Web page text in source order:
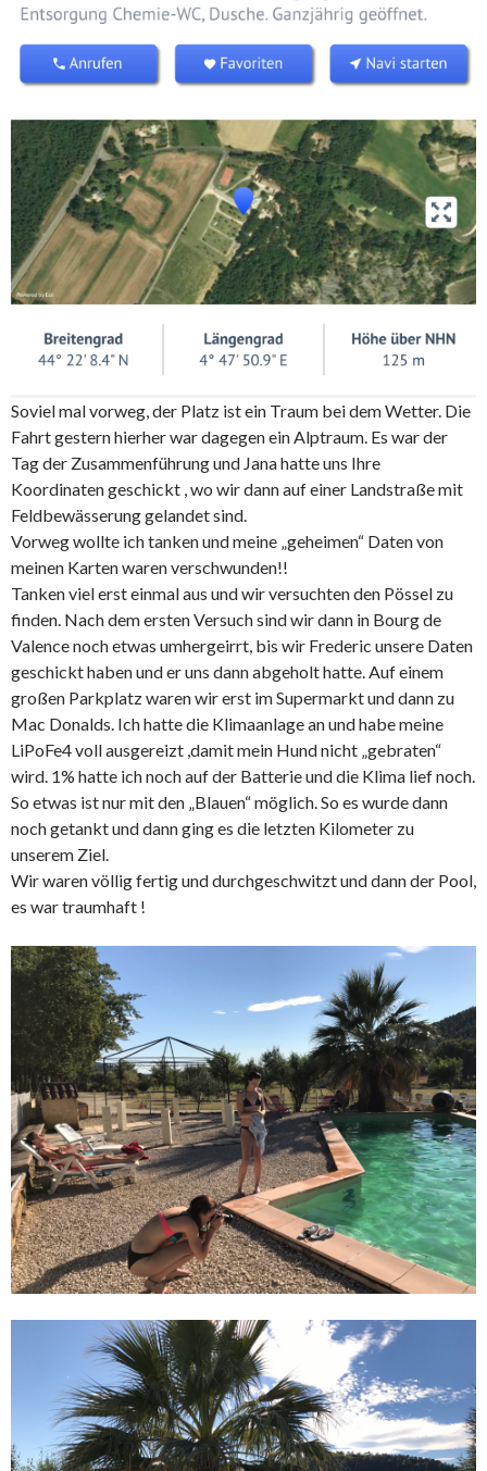
Soviel mal vorweg, der Platz ist ein Traum bei dem Wetter. Die
Fahrt gestern hierher war dagegen ein Alptraum. Es war der
Tag der Zusammenführung und Jana hatte uns Ihre
Koordinaten geschickt , wo wir dann auf einer Landstraße mit
Feldbewässerung gelandet sind.
Vorweg wollte ich tanken und meine „geheimen“ Daten von
meinen Karten waren verschwunden!!
Tanken viel erst einmal aus und wir versuchten den Pössel zu
finden. Nach dem ersten Versuch sind wir dann in Bourg de
Valence noch etwas umhergeirrt, bis wir Frederic unsere Daten
geschickt haben und er uns dann abgeholt hatte. Auf einem
großen Parkplatz waren wir erst im Supermarkt und dann zu
Mac Donalds. Ich hatte die Klimaanlage an und habe meine
LiPoFe4 voll ausgereizt ,damit mein Hund nicht „gebraten“
wird. 1% hatte ich noch auf der Batterie und die Klima lief noch.
So etwas ist nur mit den „Blauen“ möglich. So es wurde dann
noch getankt und dann ging es die letzten Kilometer zu
unserem Ziel.
Wir waren völlig fertig und durchgeschwitzt und dann der Pool,
es war traumhaft !